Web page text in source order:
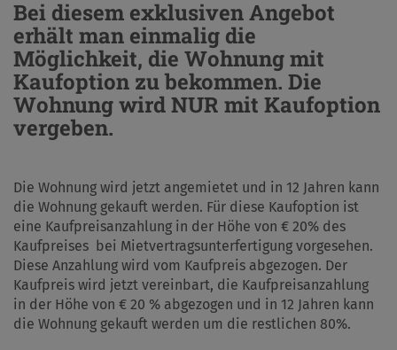
Bei diesem exklusiven Angebot
erhält man einmalig die
Möglichkeit, die Wohnung mit
Kaufoption zu bekommen. Die
Wohnung wird NUR mit Kaufoption
vergeben.
Die Wohnung wird jetzt angemietet und in 12 Jahren kann
die Wohnung gekauft werden. Für diese Kaufoption ist
eine Kaufpreisanzahlung in der Höhe von € 20% des
Kaufpreises bei Mietvertragsunterfertigung vorgesehen.
Diese Anzahlung wird vom Kaufpreis abgezogen. Der
Kaufpreis wird jetzt vereinbart, die Kaufpreisanzahlung
in der Höhe von € 20 % abgezogen und in 12 Jahren kann
die Wohnung gekauft werden um die restlichen 80%.